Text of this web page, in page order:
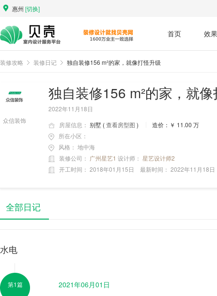
惠州 [切换]
首页 效
装修攻略 装修日记 独自装修156 m²的家，就像打怪升级
众信装饰
独自装修156 m²的家，就
2022年11月18日
房屋信息： 别墅 (查看房型图 )
造价：￥ 11.00 万
所在小区：
风格： 地中海
装修公司： 广州星艺1 设计师： 星艺设计师2
开工时间： 2018年01月15日 最新时间： 2022年11月18日
全部日记
水电
第1篇 2021年06月01日